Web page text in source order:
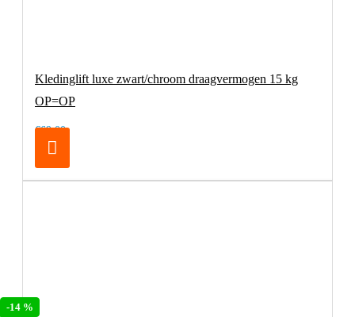
-14 %
Kledinglift luxe zwart/chroom draagvermogen 15 kg
OP=OP
€69,00